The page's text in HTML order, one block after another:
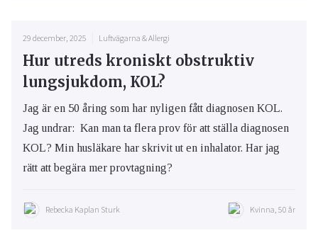
29 december, 2025 Luftvägarna & Allergi
Hur utreds kroniskt obstruktiv
lungsjukdom, KOL?
Jag är en 50 åring som har nyligen fått diagnosen KOL.
Jag undrar: Kan man ta flera prov för att ställa diagnosen
KOL? Min husläkare har skrivit ut en inhalator. Har jag
rätt att begära mer provtagning?
Rebecka Kaplan Sturk Kvinna, 50 år